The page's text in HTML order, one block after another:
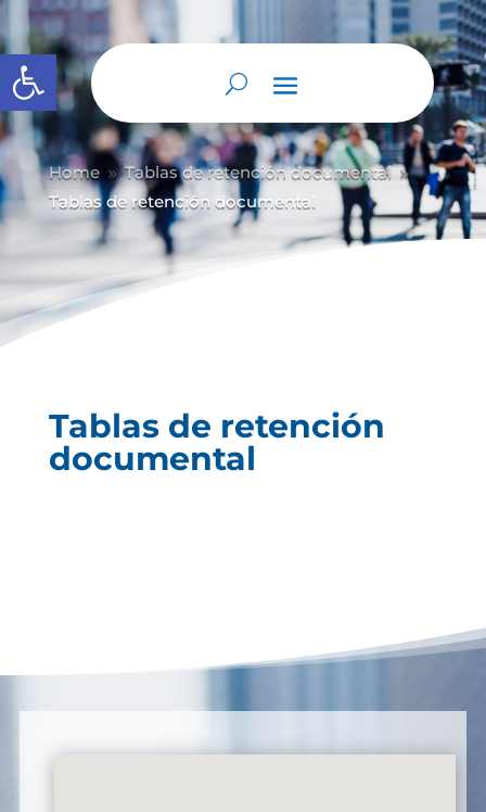
Abrir barra de herramientas
Home 9 Tablas de retención documental 9
Tablas de retención documental
Tablas de retención
documental